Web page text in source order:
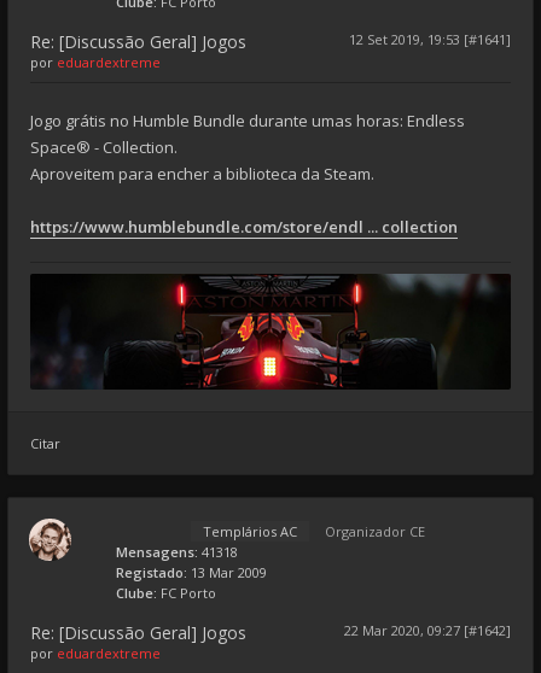
Re: [Discussão Geral] Jogos
12 Set 2019, 19:53 [#1641]
por eduardextreme
Jogo grátis no Humble Bundle durante umas horas: Endless
Space® - Collection.
Aproveitem para encher a biblioteca da Steam.
https://www.humblebundle.com/store/endl ... collection
Citar
Templários AC
Organizador CE
Mensagens: 41318
Registado: 13 Mar 2009
Clube: FC Porto
Re: [Discussão Geral] Jogos
22 Mar 2020, 09:27 [#1642]
por eduardextreme